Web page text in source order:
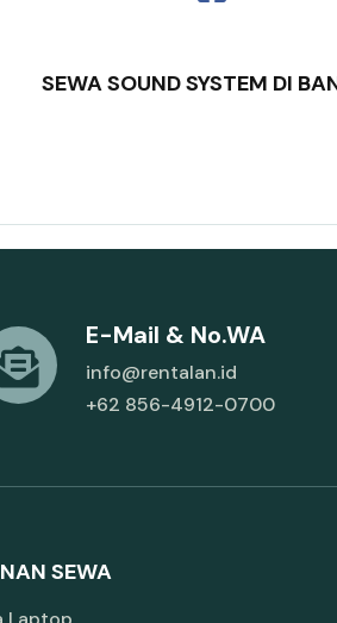
SEWA SOUND SYSTEM DI
E-Mail & No.WA
info@rentalan.id
+62 856-4912-0700
SEWA